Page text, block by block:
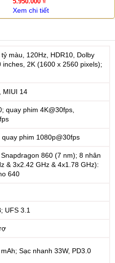
Xem chi tiết
tỷ màu, 120Hz, HDR10, Dolby
inches, 2K (1600 x 2560 pixels);
MIUI 14
quay phim 4K@30fps,
quay phim 1080p@30fps
860 (7 nm); 8 nhân
& 3x2.42 GHz & 4x1.78 GHz):
640
UFS 3.1
Sạc nhanh 33W, PD3.0